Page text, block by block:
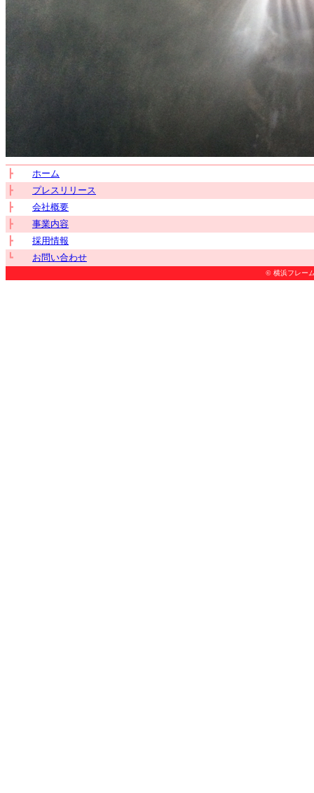
┣
ホーム
┣
プレスリリース
┣
会社概要
┣
事業内容
┣
採用情報
┗
お問い合わせ
© 横浜フレー